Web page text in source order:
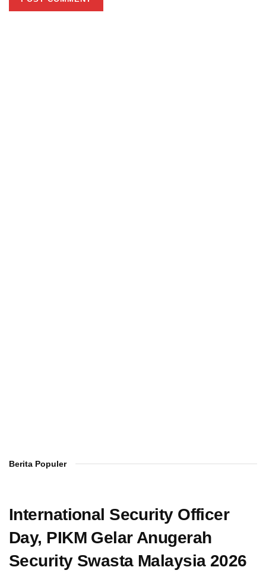
Berita Populer
International Security Officer
Day, PIKM Gelar Anugerah
Security Swasta Malaysia 2026